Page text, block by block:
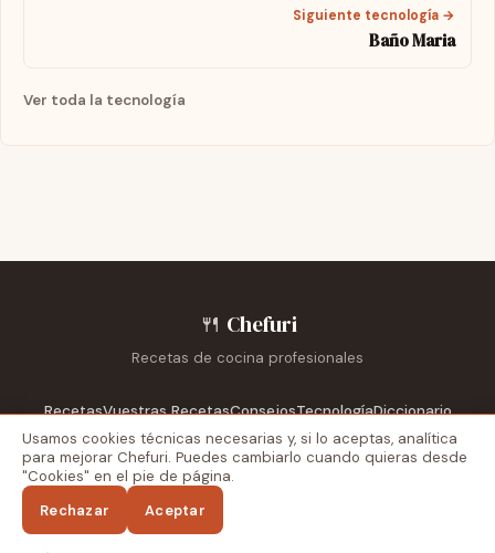
Siguiente tecnología →
Baño Maria
Ver toda la tecnología
🍴 Chefuri
Recetas de cocina profesionales
RecetasVuestras RecetasConsejosTecnologíaDiccionario
Escuelas ReportajesRecetarios
Blog externoRecetas Dela
Privacidad y cookies
Usamos cookies técnicas necesarias y, si lo aceptas, analítica
para mejorar Chefuri. Puedes cambiarlo cuando quieras desde
"Cookies" en el pie de página.
Rechazar
Aceptar